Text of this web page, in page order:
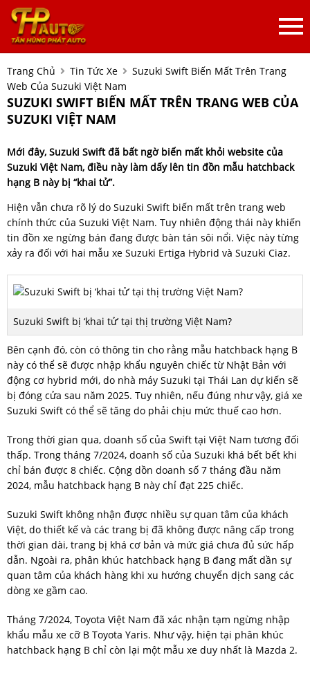
Trang Chủ Tin Tức Xe
Suzuki Swift Biến Mất Trên Trang
Web Của Suzuki Việt Nam
SUZUKI SWIFT BIẾN MẤT TRÊN TRANG WEB CỦA
SUZUKI VIỆT NAM
Mới đây, Suzuki Swift đã bất ngờ biến mất khỏi website của
Suzuki Việt Nam, điều này làm dấy lên tin đồn mẫu hatchback
hạng B này bị “khai tử”.
Hiện vẫn chưa rõ lý do Suzuki Swift biến mất trên trang web
chính thức của Suzuki Việt Nam. Tuy nhiên động thái này khiến
tin đồn xe ngừng bán đang được bàn tán sôi nổi. Việc này từng
xảy ra đối với hai mẫu xe Suzuki Ertiga Hybrid và Suzuki Ciaz.
Suzuki Swift bị ‘khai tử’ tại thị trường Việt Nam?
Bên cạnh đó, còn có thông tin cho rằng mẫu hatchback hạng B
này có thể sẽ được nhập khẩu nguyên chiếc từ Nhật Bản với
động cơ hybrid mới, do nhà máy Suzuki tại Thái Lan dự kiến sẽ
bị đóng cửa sau năm 2025. Tuy nhiên, nếu đúng như vậy, giá xe
Suzuki Swift có thể sẽ tăng do phải chịu mức thuế cao hơn.
Trong thời gian qua, doanh số của Swift tại Việt Nam tương đối
thấp. Trong tháng 7/2024, doanh số của Suzuki khá bết bết khi
chỉ bán được 8 chiếc. Cộng dồn doanh số 7 tháng đầu năm
2024, mẫu hatchback hạng B này chỉ đạt 225 chiếc.
Suzuki Swift không nhận được nhiều sự quan tâm của khách
Việt, do thiết kế và các trang bị đã không được nâng cấp trong
thời gian dài, trang bị khá cơ bản và mức giá chưa đủ sức hấp
dẫn. Ngoài ra, phân khúc hatchback hạng B đang mất dần sự
quan tâm của khách hàng khi xu hướng chuyển dịch sang các
dòng xe gầm cao.
Tháng 7/2024, Toyota Việt Nam đã xác nhận tạm ngừng nhập
khẩu mẫu xe cỡ B Toyota Yaris. Như vậy, hiện tại phân khúc
hatchback hạng B chỉ còn lại một mẫu xe duy nhất là Mazda 2.